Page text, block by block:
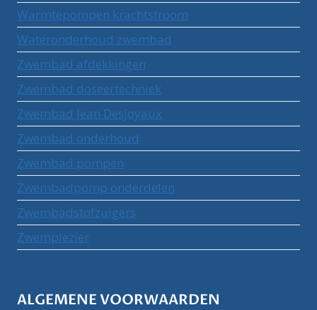
Warmtepompen krachtstroom
Wateronderhoud zwembad
Zwembad afdekkingen
Zwembad doseertechniek
Zwembad Jean Desjoyaux
Zwembad onderhoud
Zwembad pompen
Zwembadpomp onderdelen
Zwembadstofzuigers
Zwemplezier
ALGEMENE VOORWAARDEN